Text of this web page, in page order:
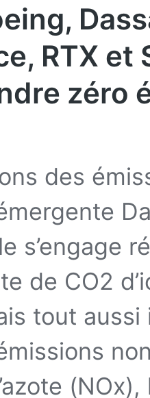
RTX
zéro
des
s’engage
de CO2
tout